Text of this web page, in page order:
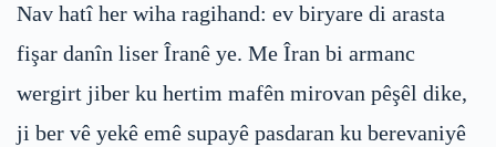
Nav hatî her wiha ragihand: ev biryare di arasta
fişar danîn liser Îranê ye. Me Îran bi armanc
wergirt jiber ku hertim mafên mirovan pêşêl dike,
ji ber vê yekê emê supayê pasdaran ku berevaniyê